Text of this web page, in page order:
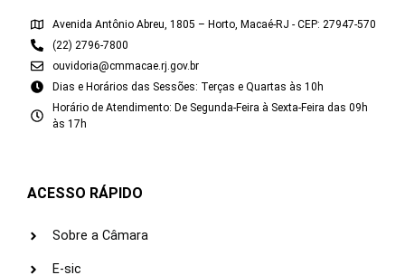
Avenida Antônio Abreu, 1805 – Horto, Macaé-RJ - CEP: 27947-570
(22) 2796-7800
ouvidoria@cmmacae.rj.gov.br
Dias e Horários das Sessões: Terças e Quartas às 10h
Horário de Atendimento: De Segunda-Feira à Sexta-Feira das 09h
às 17h
ACESSO RÁPIDO
Sobre a Câmara
E-sic